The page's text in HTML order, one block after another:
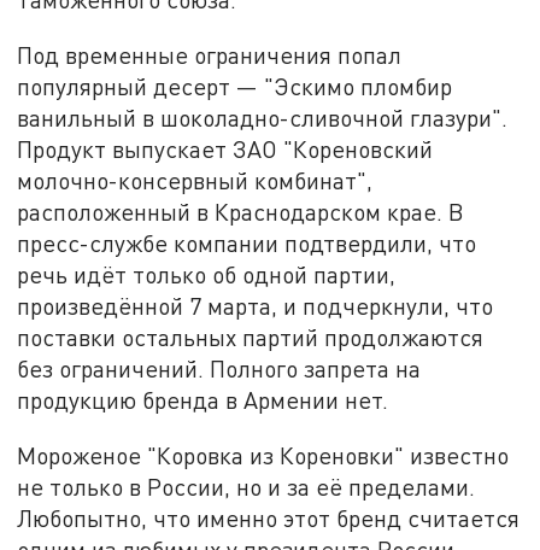
Под временные ограничения попал
популярный десерт — "Эскимо пломбир
ванильный в шоколадно-сливочной глазури".
Продукт выпускает ЗАО "Кореновский
молочно-консервный комбинат",
расположенный в Краснодарском крае. В
пресс-службе компании подтвердили, что
речь идёт только об одной партии,
произведённой 7 марта, и подчеркнули, что
поставки остальных партий продолжаются
без ограничений. Полного запрета на
продукцию бренда в Армении нет.
Мороженое "Коровка из Кореновки" известно
не только в России, но и за её пределами.
Любопытно, что именно этот бренд считается